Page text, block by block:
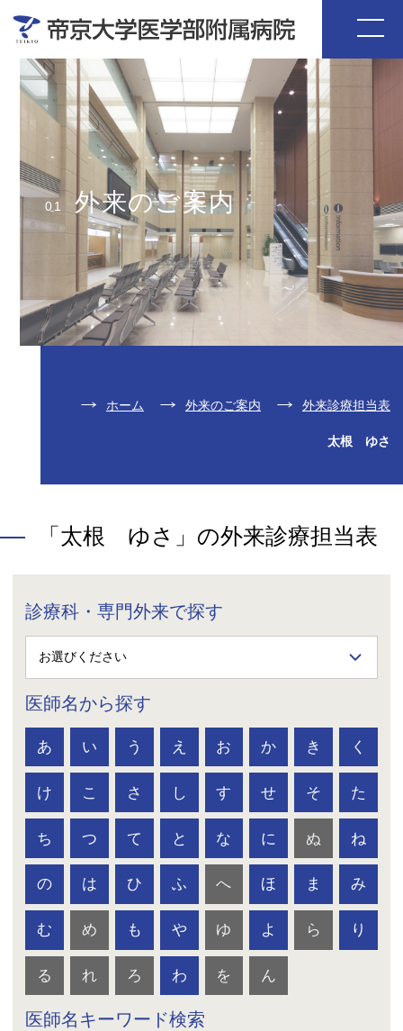
01 外来のご案内
ホーム 外来のご案内 外来診療担当表
太根 ゆさ
「太根 ゆさ」の外来診療担当表
診療科・専門外来で探す
医師名から探す
あ い う え お か き く
け こ さ し す せ そ た
ち つ て と な に ぬ ね
の は ひ ふ へ ほ ま み
む め も や ゆ よ ら り
る れ ろ わ を ん
医師名キーワード検索